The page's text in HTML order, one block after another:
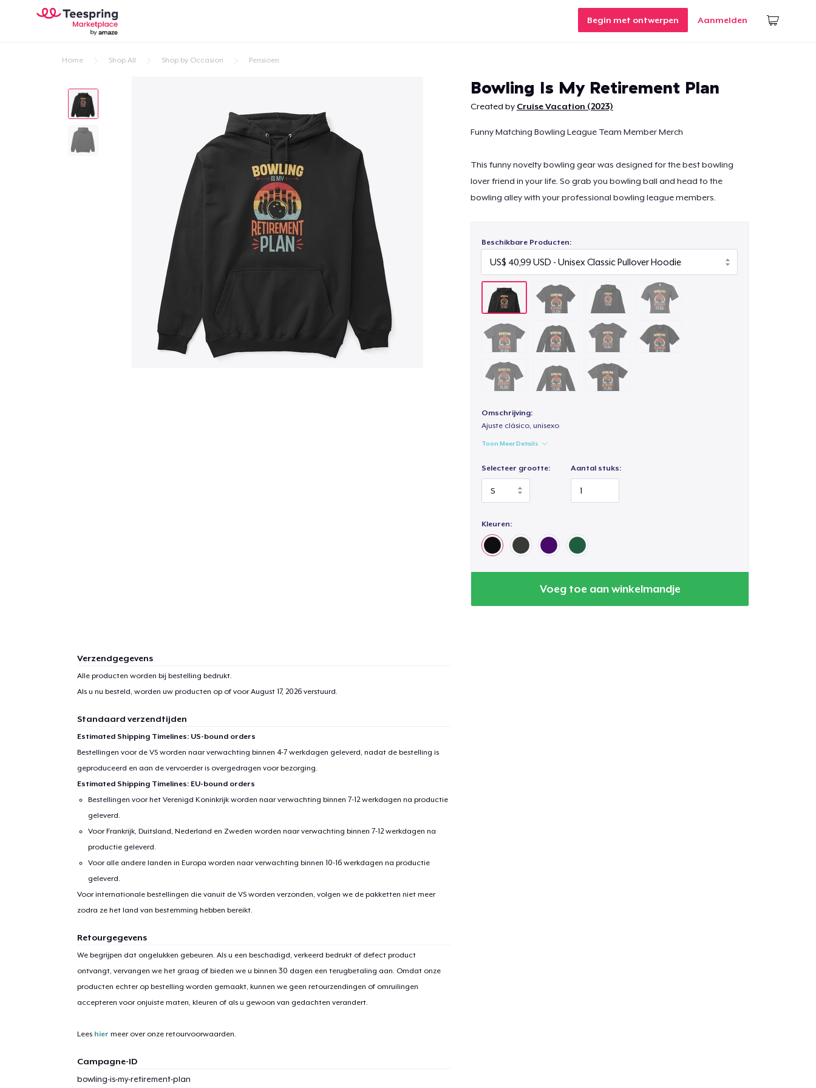
Begin met ontwerpen Aanmelden
Home Shop All Shop by Occasion Pensioen
Bowling Is My Retirement Plan
Created by Cruise Vacation (2023)
Funny Matching Bowling League Team Member Merch
This funny novelty bowling gear was designed for the best bowling
lover friend in your life. So grab you bowling ball and head to the
bowling alley with your professional bowling league members.
Beschikbare Producten:
Omschrijving:
Ajuste clásico, unisexo
Toon Meer Details
Selecteer grootte: Aantal stuks:
Kleuren:
Voeg toe aan winkelmandje
Verzendgegevens
Alle producten worden bij bestelling bedrukt.
Als u nu besteld, worden uw producten op of voorAugust 17, 2026verstuurd.
Standaard verzendtijden
Estimated Shipping Timelines: US-bound orders
Bestellingen voor de VS worden naar verwachting binnen 4-7 werkdagen geleverd, nadat de bestelling is
geproduceerd en aan de vervoerder is overgedragen voor bezorging.
Estimated Shipping Timelines: EU-bound orders
Bestellingen voor het Verenigd Koninkrijk worden naar verwachting binnen 7-12 werkdagen na productie
geleverd.
Voor Frankrijk, Duitsland, Nederland en Zweden worden naar verwachting binnen 7-12 werkdagen na
productie geleverd.
Voor alle andere landen in Europa worden naar verwachting binnen 10-16 werkdagen na productie
geleverd.
Voor internationale bestellingen die vanuit de VS worden verzonden, volgen we de pakketten niet meer
zodra ze het land van bestemming hebben bereikt.
Retourgegevens
We begrijpen dat ongelukken gebeuren. Als u een beschadigd, verkeerd bedrukt of defect product
ontvangt, vervangen we het graag of bieden we u binnen 30 dagen een terugbetaling aan. Omdat onze
producten echter op bestelling worden gemaakt, kunnen we geen retourzendingen of omruilingen
accepteren voor onjuiste maten, kleuren of als u gewoon van gedachten verandert.
Lees hier meer over onze retourvoorwaarden.
Campagne-ID
bowling-is-my-retirement-plan